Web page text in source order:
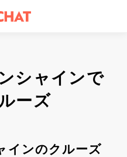
シャインで
ーズ
インのクルーズ